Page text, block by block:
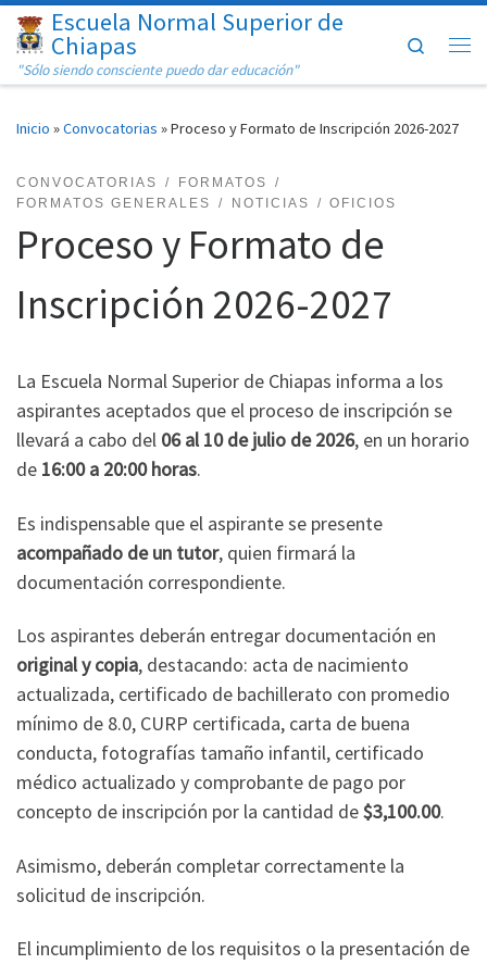
Saltar al contenido
Escuela Normal Superior de
Chiapas
"Sólo siendo consciente puedo dar educación"
Search
Inicio »Convocatorias »Proceso y Formato de Inscripción 2026-2027
CONVOCATORIAS
FORMATOS
FORMATOS GENERALES
NOTICIAS OFICIOS
Proceso y Formato de
Inscripción 2026-2027
La Escuela Normal Superior de Chiapas informa a los
aspirantes aceptados que el proceso de inscripción se
llevará a cabo del 06 al 10 de julio de 2026, en un horario
de 16:00 a 20:00 horas.
Es indispensable que el aspirante se presente
acompañado de un tutor, quien firmará la
documentación correspondiente.
Los aspirantes deberán entregar documentación en
original y copia, destacando: acta de nacimiento
actualizada, certificado de bachillerato con promedio
mínimo de 8.0, CURP certificada, carta de buena
conducta, fotografías tamaño infantil, certificado
médico actualizado y comprobante de pago por
concepto de inscripción por la cantidad de$3,100.00.
Asimismo, deberán completar correctamente la
solicitud de inscripción.
El incumplimiento de los requisitos o la presentación de